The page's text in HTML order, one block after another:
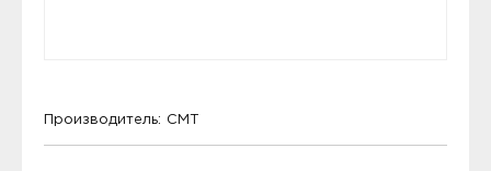
Производитель: CMT